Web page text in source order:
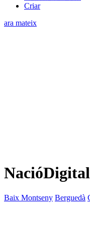
Criar
ara mateix
NacióDigital
Baix Montseny Berguedà